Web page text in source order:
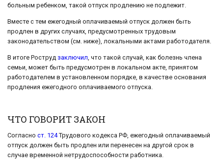
больным ребенком, такой отпуск продлению не подлежит.
Вместе с тем ежегодный оплачиваемый отпуск должен быть
продлен в других случаях, предусмотренных трудовым
законодательством (см. ниже), локальными актами работодателя.
В итоге Роструд заключил, что такой случай, как болезнь члена
семьи, может быть предусмотрен в локальном акте, принятом
работодателем в установленном порядке, в качестве основания
продления ежегодного оплачиваемого отпуска.
ЧТО ГОВОРИТ ЗАКОН
Согласно ст. 124Трудового кодекса РФ, ежегодный оплачиваемый
отпуск должен быть продлен или перенесен на другой срок в
случае временной нетрудоспособности работника.